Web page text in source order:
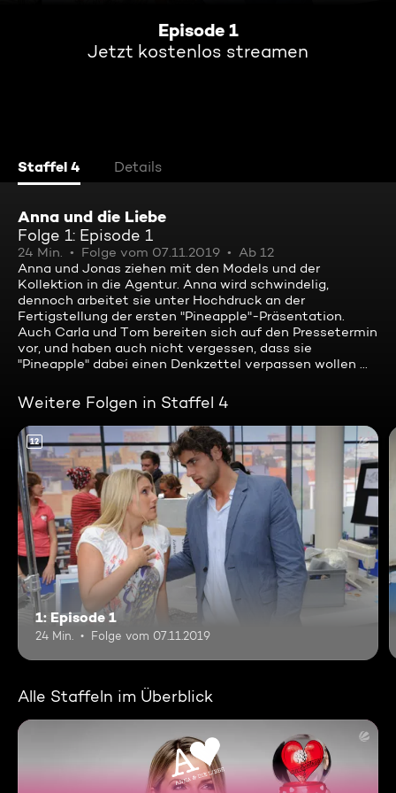
Episode 1
Jetzt kostenlos streamen
Staffel 4 Details
Anna und die Liebe
Folge 1: Episode 1
24 Min. Folge vom 07.11.2019
Ab 12
Anna und Jonas ziehen mit den Models und der
Kollektion in die Agentur. Anna wird schwindelig,
dennoch arbeitet sie unter Hochdruck an der
Fertigstellung der ersten "Pineapple"-Präsentation.
Auch Carla und Tom bereiten sich auf den Pressetermin
vor, und haben auch nicht vergessen, dass sie
"Pineapple" dabei einen Denkzettel verpassen wollen ...
Weitere Folgen in Staffel 4
12
1: Episode 1
24 Min. Folge vom 07.11.2019
Alle Staffeln im Überblick